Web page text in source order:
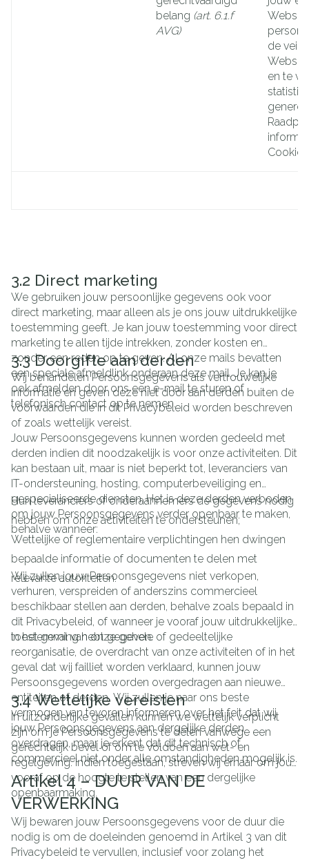
belang (art. 6.1.f
AVG)
de
en te
3.2 Direct marketing
We gebruiken jouw persoonlijke gegevens ook voor
direct marketing, maar alleen als je ons jouw uitdrukkelijke
toestemming geeft. Je kan jouw toestemming voor direct
marketing te allen tijde intrekken, zonder kosten en
zonder een reden op te geven. Al onze mails bevatten
een speciale afmeldlink onderaan deze mail. Je kan je
ook afmelden door ons een e-mail te sturen of
telefonisch contact op te nemen.
3.3 Doorgifte aan derden
Wij behandelen Persoonsgegevens als vertrouwelijke
informatie en geven deze niet door aan derden buiten de
voorwaarden die in dit Privacybeleid worden beschreven
of zoals wettelijk vereist.
Jouw Persoonsgegevens kunnen worden gedeeld met
derden indien dit noodzakelijk is voor onze activiteiten. Dit
kan bestaan uit, maar is niet beperkt tot, leveranciers van
IT-ondersteuning, hosting, computerbeveiliging en
gespecialiseerde diensten. Het is deze derden verboden
om jouw Persoonsgegevens verder openbaar te maken,
behalve wanneer:
Hun leveranciers of onderaannemers de gegevens nodig
hebben om onze activiteiten te ondersteunen;
Wettelijke of reglementaire verplichtingen hen dwingen
bepaalde informatie of documenten te delen met
relevante autoriteiten.
Wij zullen jouw Persoonsgegevens niet verkopen,
verhuren, verspreiden of anderszins commercieel
beschikbaar stellen aan derden, behalve zoals bepaald in
dit Privacybeleid, of wanneer je vooraf jouw uitdrukkelijke
toestemming hebt gegeven.
In het geval van onze gehele of gedeeltelijke
reorganisatie, de overdracht van onze activiteiten of in het
geval dat wij failliet worden verklaard, kunnen jouw
Persoonsgegevens worden overgedragen aan nieuwe
entiteiten of derden. Wij zullen je naar ons beste
vermogen van tevoren informeren over het feit dat wij
jouw Persoonsgegevens aan dergelijke derden
overdragen, maar je erkent dat dit technisch of
commercieel niet onder alle omstandigheden mogelijk is.
3.4 Wettelijke vereisten
In uitzonderlijke gevallen kunnen we wettelijk verplicht
zijn om je Persoonsgegevens te delen vanwege een
gerechtelijk bevel of om te voldoen aan wet- en
regelgeving. Indien toegestaan, streven wij ernaar om jou
vooraf op de hoogte te stellen van een dergelijke
openbaarmaking.
Artikel 4 – DUUR VAN DE
VERWERKING
Wij bewaren jouw Persoonsgegevens voor de duur die
nodig is om de doeleinden genoemd in Artikel 3 van dit
Privacybeleid te vervullen, inclusief voor zolang het